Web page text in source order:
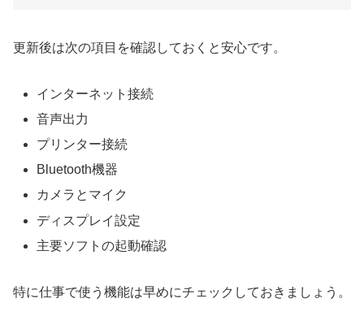
更新後は次の項目を確認しておくと安心です。
インターネット接続
音声出力
プリンター接続
Bluetooth機器
カメラとマイク
ディスプレイ設定
主要ソフトの起動確認
特に仕事で使う機能は早めにチェックしておきましょう。